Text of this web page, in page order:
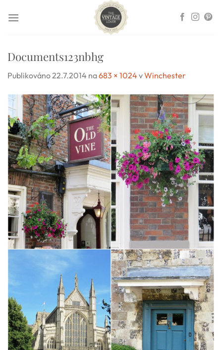
Documents123nbhg
Publikováno22.7.2014 na683 × 1024 vWinchester